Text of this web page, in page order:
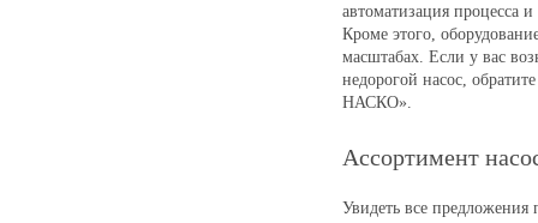
автоматизация процесса
Кроме этого,
масштабах. Если у вас
недорогой насос,
НАСКО».
Ассортимент
Увидеть все